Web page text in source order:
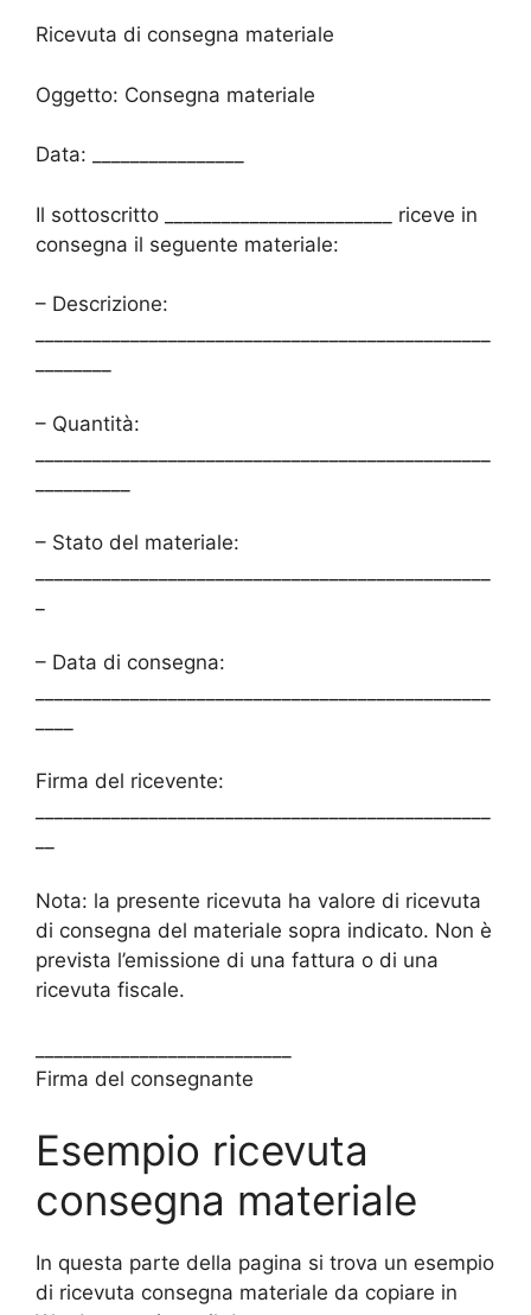
Ricevuta di consegna materiale
Oggetto: Consegna materiale
Data: ________________
Il sottoscritto ________________________ riceve in
consegna il seguente materiale:
– Descrizione:
– Quantità:
– Stato del materiale:
– Data di consegna:
Firma del ricevente:
Nota: la presente ricevuta ha valore di ricevuta
di consegna del materiale sopra indicato. Non è
prevista l’emissione di una fattura o di una
ricevuta fiscale.
Firma del consegnante
Esempio ricevuta
consegna materiale
In questa parte della pagina si trova un esempio
di ricevuta consegna materiale da copiare in